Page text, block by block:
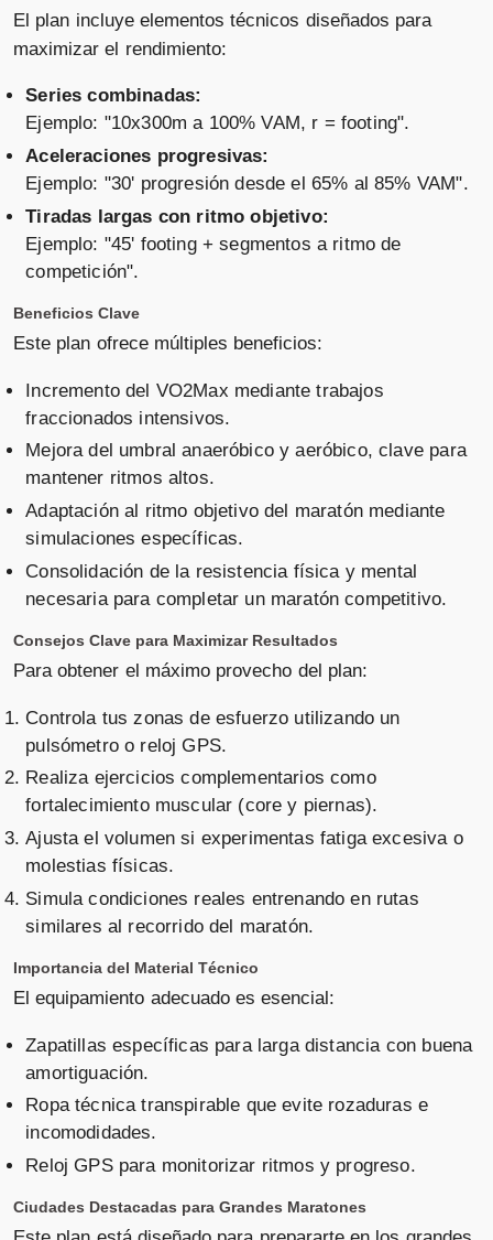
El plan incluye elementos técnicos diseñados para
maximizar el rendimiento:
Series combinadas:
Ejemplo: "10x300m a 100% VAM, r = footing".
Aceleraciones progresivas:
Ejemplo: "30' progresión desde el 65% al 85% VAM".
Tiradas largas con ritmo objetivo:
Ejemplo: "45' footing + segmentos a ritmo de
competición".
Beneficios Clave
Este plan ofrece múltiples beneficios:
Incremento del VO2Max mediante trabajos
fraccionados intensivos.
Mejora del umbral anaeróbico y aeróbico, clave para
mantener ritmos altos.
Adaptación al ritmo objetivo del maratón mediante
simulaciones específicas.
Consolidación de la resistencia física y mental
necesaria para completar un maratón competitivo.
Consejos Clave para Maximizar Resultados
Para obtener el máximo provecho del plan:
Controla tus zonas de esfuerzo utilizando un
pulsómetro o reloj GPS.
Realiza ejercicios complementarios como
fortalecimiento muscular (core y piernas).
Ajusta el volumen si experimentas fatiga excesiva o
molestias físicas.
Simula condiciones reales entrenando en rutas
similares al recorrido del maratón.
Importancia del Material Técnico
El equipamiento adecuado es esencial:
Zapatillas específicas para larga distancia con buena
amortiguación.
Ropa técnica transpirable que evite rozaduras e
incomodidades.
Reloj GPS para monitorizar ritmos y progreso.
Ciudades Destacadas para Grandes Maratones